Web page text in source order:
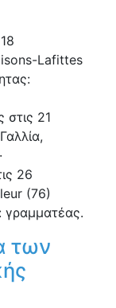
Lafittes
στις 21
26
(76)
γραμματέας.
των